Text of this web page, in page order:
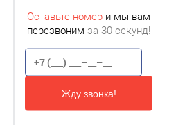
Оставьте номер и мы вам
перезвоним за 30 секунд!
Жду звонка!